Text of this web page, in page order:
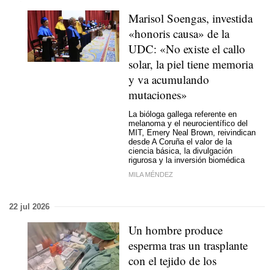
Marisol Soengas, investida
«honoris causa» de la
UDC: «No existe el callo
solar, la piel tiene memoria
y va acumulando
mutaciones»
La bióloga gallega referente en
melanoma y el neurocientífico del
MIT, Emery Neal Brown, reivindican
desde A Coruña el valor de la
ciencia básica, la divulgación
rigurosa y la inversión biomédica
MILA MÉNDEZ
22 jul 2026
Un hombre produce
esperma tras un trasplante
con el tejido de los